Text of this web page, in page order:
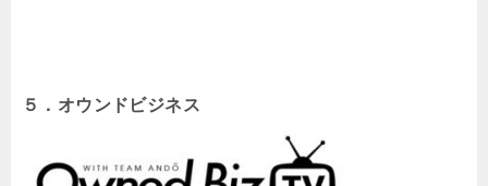
５．オウンドビジネス